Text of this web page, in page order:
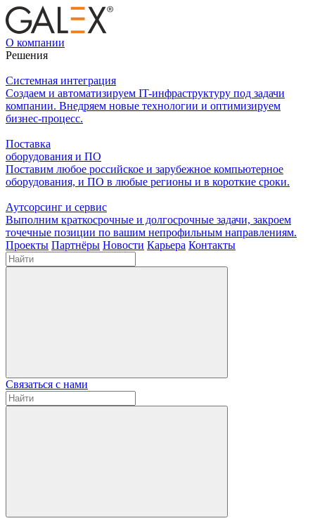
О компании
Решения
Системная интеграция
Создаем и автоматизируем IT-инфраструктуру под задачи
компании. Внедряем новые технологии и оптимизируем
бизнес-процесс.
Поставка
оборудования и ПО
Поставим любое российское и зарубежное компьютерное
оборудования, и ПО в любые регионы и в короткие сроки.
Аутсорсинг и сервис
Выполним краткосрочные и долгосрочные задачи, закроем
точечные позиции по вашим непрофильным направлениям.
Проекты Партнёры Новости Карьера Контакты
Связаться с нами